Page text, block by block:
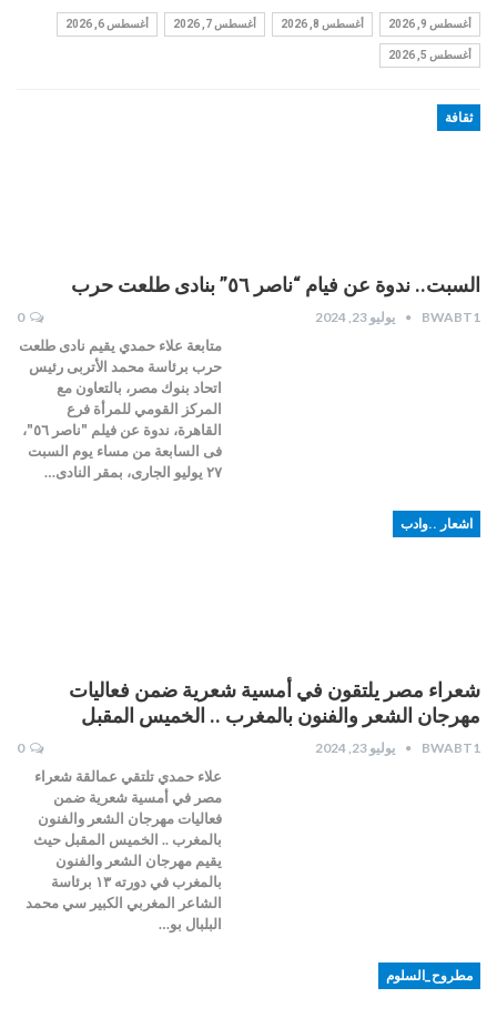
أغسطس 9, 2026 أغسطس 8, 2026 أغسطس 7, 2026 أغسطس 6, 2026
أغسطس 5, 2026
ثقافة
السبت.. ندوة عن فيام “ناصر ٥٦” بنادى طلعت حرب
BWABT1 يوليو 23, 2024 0
متابعة علاء حمدي يقيم نادى طلعت
حرب برئاسة محمد الأتربى رئيس
اتحاد بنوك مصر، بالتعاون مع
المركز القومي للمرأة فرع
القاهرة، ندوة عن فيلم "ناصر ٥٦"،
فى السابعة من مساء يوم السبت
٢٧ يوليو الجارى، بمقر النادى…
اشعار ..وادب
شعراء مصر يلتقون في أمسية شعرية ضمن فعاليات
مهرجان الشعر والفنون بالمغرب .. الخميس المقبل
BWABT1 يوليو 23, 2024 0
علاء حمدي تلتقي عمالقة شعراء
مصر في أمسية شعرية ضمن
فعاليات مهرجان الشعر والفنون
بالمغرب .. الخميس المقبل حيث
يقيم مهرجان الشعر والفنون
بالمغرب في دورته ١٣ برئاسة
الشاعر المغربي الكبير سي محمد
البلبال بو…
مطروح_السلوم